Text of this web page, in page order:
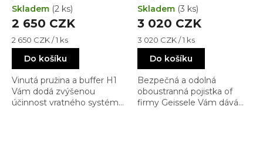
Geissele Super 42
H1
2 650 CZK
Měrná
cena:
2 650 CZK / 1 ks
Do košíku
Vinutá pružina a buffer H1
Vám dodá zvýšenou
účinnost vratného systému,
Skladem (2 ks)
3 020 CZK
Měrná
cena:
3 020 CZK / 1 ks
Do košíku
Bezpečná a odolná
oboustranná pojistka of
firmy Geissele Vám dává
Skladem (3 ks)